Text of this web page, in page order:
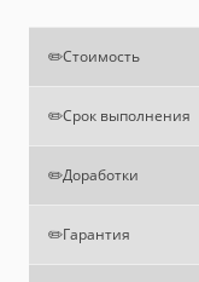
✏️Стоимость
✏️Срок выполнения
✏️Доработки
✏️Гарантия